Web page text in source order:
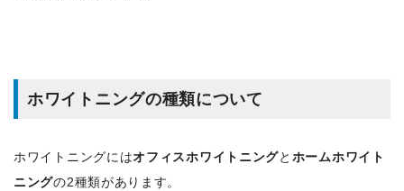
ホワイトニングの種類について
ホワイトニングにはオフィスホワイトニングと ホームホワイト
ニングの2種類があります。